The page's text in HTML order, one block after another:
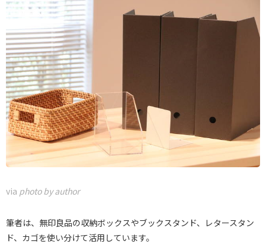
via photo by author
筆者は、無印良品の収納ボックスやブックスタンド、レタースタン
ド、カゴを使い分けて活用しています。